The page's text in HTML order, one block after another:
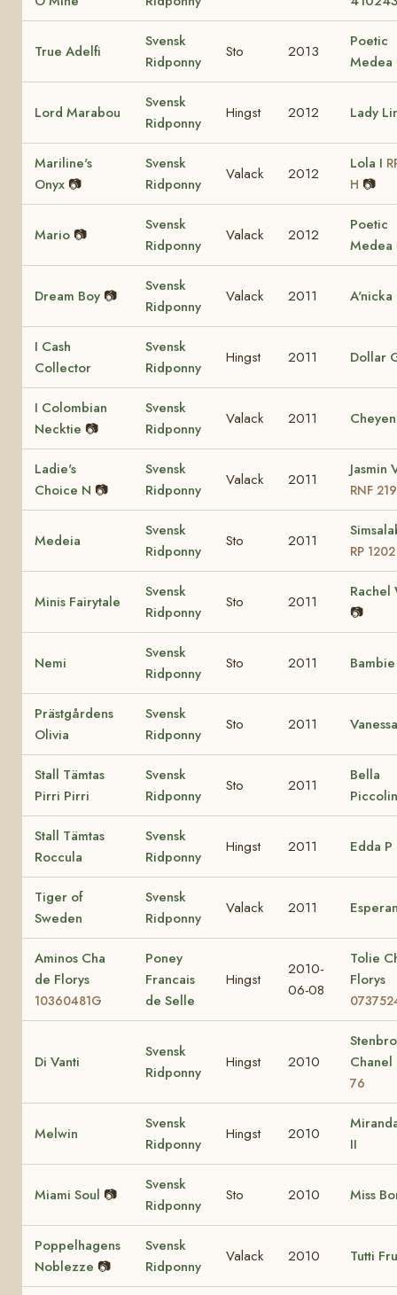
True Adelfi
Svensk
Ridponny
Sto 2013
Poetic
Medea
Lord Marabou
Svensk
Ridponny
Hingst 2012 Lady
Mariline's
Onyx 📷
Svensk
Ridponny
Valack 2012
Lola I
H 📷
Mario 📷
Svensk
Ridponny
Valack 2012
Poetic
Medea
Dream Boy 📷
Svensk
Ridponny
Valack 2011 A'nicka
I Cash
Collector
Svensk
Ridponny
Hingst 2011 Dollar
I Colombian
Necktie 📷
Svensk
Ridponny
Valack 2011
Ladie's
Choice N 📷
Svensk
Ridponny
Valack 2011
Jasmin
RNF
Medeia
Svensk
Ridponny
Sto 2011
RP
Minis Fairytale
Svensk
Ridponny
Sto 2011
Rachel
📷
Nemi
Svensk
Ridponny
Sto 2011
Prästgårdens
Olivia
Svensk
Ridponny
Sto 2011 Vanessa
Stall Tämtas
Pirri Pirri
Svensk
Ridponny
Sto 2011
Bella
Stall Tämtas
Roccula
Svensk
Ridponny
Hingst 2011 Edda P
Tiger of
Sweden
Svensk
Ridponny
Valack 2011
Aminos Cha
de Florys
10360481G
Poney
Francais
de Selle
Hingst
2010-
06-08
Tolie
Florys
Di Vanti
Svensk
Ridponny
Hingst 2010
Chanel
76
Melwin
Svensk
Ridponny
Hingst 2010
II
Miami Soul 📷
Svensk
Ridponny
Sto 2010 Miss
Poppelhagens
Noblezze 📷
Svensk
Ridponny
Valack 2010 Tutti